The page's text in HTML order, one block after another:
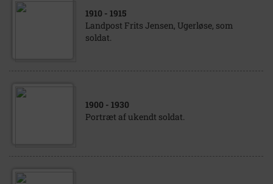
1910 - 1915
Landpost Frits Jensen, Ugerløse, som
soldat.
1900 - 1930
Portræt af ukendt soldat.